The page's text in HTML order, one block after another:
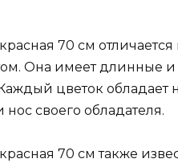
70 см
Она имеет длинные и
цветок обладает
нос своего обладателя.
70 см также